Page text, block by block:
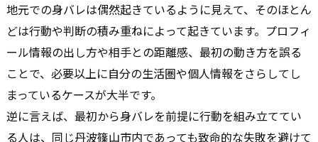
地元での身バレは偶然起きているように見えて、そのほとん
どは行動や判断の積み重ねによって起きています。プロフィ
ール情報の出し方や相手との距離感、最初の動き方を誤る
ことで、必要以上に自分の生活圏や個人情報をさらしてし
まっているケースが大半です。
逆に言えば、最初から身バレを前提に行動を組み立ててい
る人は、同じ丹波篠山市内であっても致命的な失敗を避けて